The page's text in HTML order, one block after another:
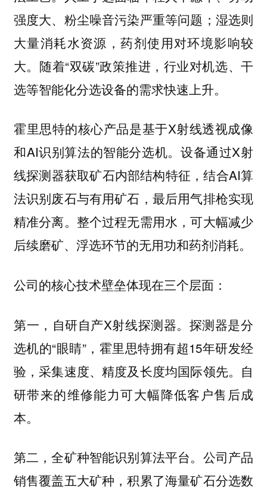
强度大、粉尘噪音污染严重等问题；湿选则
大量消耗水资源，药剂使用对环境影响较
大。随着“双碳”政策推进，行业对机选、干
选等智能化分选设备的需求快速上升。
霍里思特的核心产品是基于X射线透视成像
和AI识别算法的智能分选机。设备通过X射
线探测器获取矿石内部结构特征，结合AI算
法识别废石与有用矿石，最后用气排枪实现
精准分离。整个过程无需用水，可大幅减少
后续磨矿、浮选环节的无用功和药剂消耗。
公司的核心技术壁垒体现在三个层面：
第一，自研自产X射线探测器。探测器是分
选机的“眼睛”，霍里思特拥有超15年研发经
验，采集速度、精度及长度均国际领先。自
研带来的维修能力可大幅降低客户售后成
本。
第二，全矿种智能识别算法平台。公司产品
销售覆盖五大矿种，积累了海量矿石分选数